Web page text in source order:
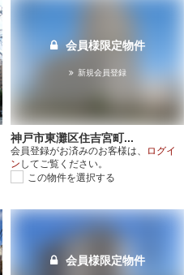
会員様限定物件
新規会員登録
神戸市東灘区住吉宮町...
会員登録がお済みのお客様は、
ログイ
ン してご覧ください。
この物件を選択する
会員様限定物件